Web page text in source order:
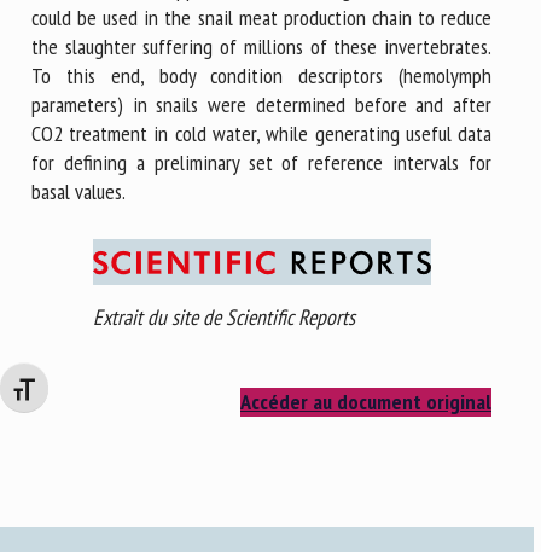
Changer la taille de la police
could be used in the snail meat production chain to reduce
the slaughter suffering of millions of these invertebrates.
To this end, body condition descriptors (hemolymph
parameters) in snails were determined before and after
CO2 treatment in cold water, while generating useful data
for defining a preliminary set of reference intervals for
basal values.
Extrait du site de Scientific Reports
Accéder au document original